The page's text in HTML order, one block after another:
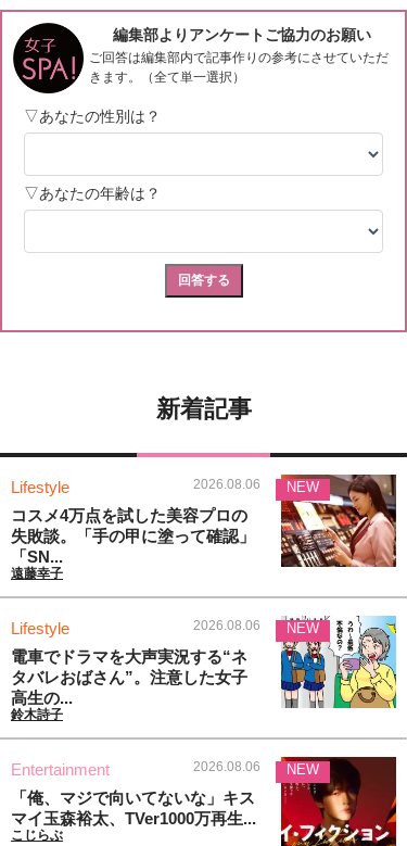
新着記事
Lifestyle 2026.08.06
コスメ4万点を試した美容プロの
失敗談。「手の甲に塗って確認」
「SN...
遠藤幸子
NEW
Lifestyle 2026.08.06
電車でドラマを大声実況する“ネ
タバレおばさん”。注意した女子
高生の...
鈴木詩子
NEW
Entertainment 2026.08.06
「俺、マジで向いてないな」キス
マイ玉森裕太、TVer1000万再生...
こじらぶ
NEW